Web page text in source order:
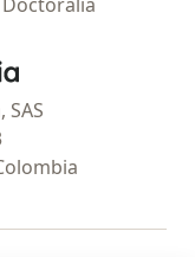
Página de inicio